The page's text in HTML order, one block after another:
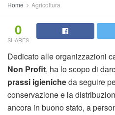
Home Agricoltura
0
SHARES
Dedicato alle organizzazioni
Non Profit, ha lo scopo di
prassi igienicheda seguire
conservazione e la
ancora in buono stato, a